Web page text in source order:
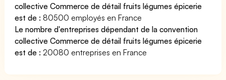
collective Commerce de détail fruits légumes épicerie
est de :80500 employés en France
Le nombre d'entreprises dépendant de la convention
collective Commerce de détail fruits légumes épicerie
est de : 20080 entreprises en France